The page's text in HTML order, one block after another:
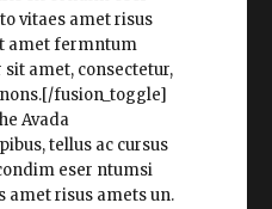
vitaes amet risus
amet fermntum
amet, consectetur,
fusion_toggle]
Avada
tellus ac cursus
eser ntumsi
amet risus amets un.